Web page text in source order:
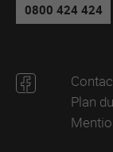
0800 424 424
Plan